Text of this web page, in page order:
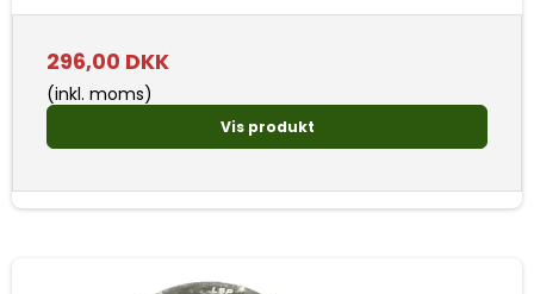
296,00 DKK
(inkl. moms)
Vis produkt